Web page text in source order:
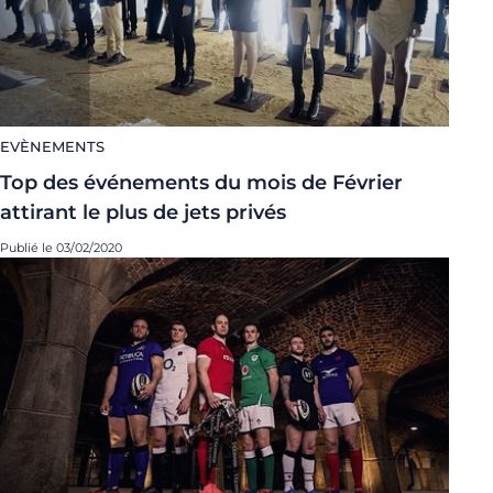
EVÈNEMENTS
Top des événements du mois de Février
attirant le plus de jets privés
Publié le 03/02/2020